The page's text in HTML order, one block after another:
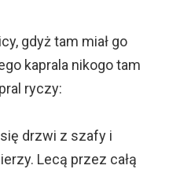
gdyż tam miał go
kaprala nikogo tam
ryczy:
drzwi z szafy i
Lecą przez całą